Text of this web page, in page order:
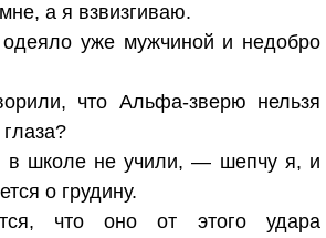
а я взвизгиваю.
уже мужчиной и недобро
что Альфа-зверю нельзя
школе не учили, — шепчу я, и
о грудину.
что оно от этого удара